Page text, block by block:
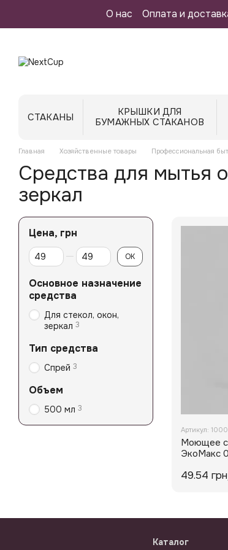
Перейти к основному контенту
О нас Оплата и
СТАКАНЫ
КРЫШКИ ДЛЯ
БУМАЖНЫХ СТАКАНОВ
Главная Хозяйственные товары Профессиональная
Средства для мытья
зеркал
Артикул:
Моющее
ЭкоМакс
49.54
Цена, грн
От Цена, грн
До Цена, грн OK
Основное назначение
средства
Для стекол, окон,
зеркал 3
Тип средства
Спрей 3
Объем
500 мл 3
Каталог